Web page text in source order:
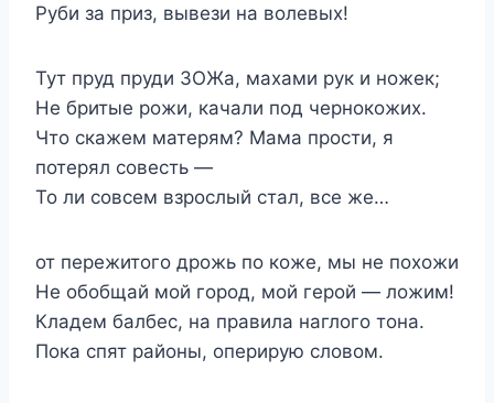
Руби за приз, вывези на волевых!
Тут пруд пруди ЗОЖа, махами рук и ножек;
Не бритые рожи, качали под чернокожих.
Что скажем матерям? Мама прости, я
потерял совесть —
То ли совсем взрослый стал, все же…
от пережитого дрожь по коже, мы не похожи
Не обобщай мой город, мой герой — ложим!
Кладем балбес, на правила наглого тона.
Пока спят районы, оперирую словом.